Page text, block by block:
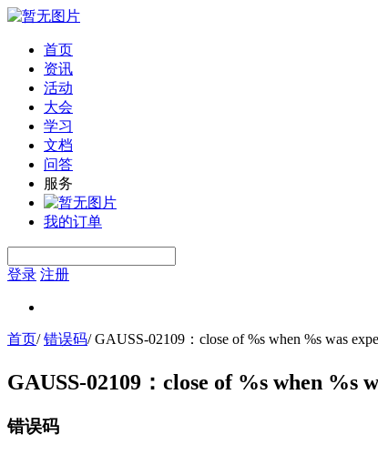
首页
资讯
活动
大会
学习
文档
问答
服务
我的订单
登录 注册
首页/错误码/GAUSS-02109：close of %s when %s was
GAUSS-02109：close of %s when %s
错误码